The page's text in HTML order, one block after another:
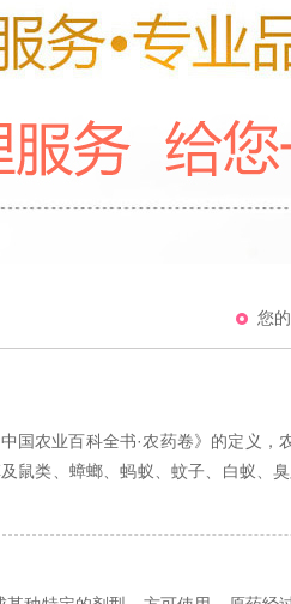
您
国农业百科全书·农药卷》的定义，
类、蟑螂、蚂蚁、蚊子、白蚁、